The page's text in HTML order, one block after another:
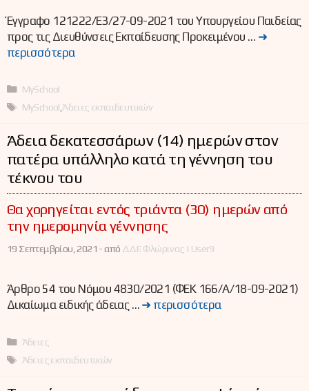
Έγγραφο 121222/Ε3/27-09-2021 του Υπουργείου Παιδείας
προς τις Διευθύνσεις Εκπαίδευσης Προκειμένου … ➜
περισσότερα
Κατηγορίες
MySchool
Ετικέτες
MySchool Άδειες εκπαιδευτικών
Άδεια δεκατεσσάρων (14) ημερών στον
πατέρα υπάλληλο κατά τη γέννηση του
τέκνου του
Θα χορηγείται εντός τριάντα (30) ημερών από
την ημερομηνία γέννησης
19 Σεπτεμβρίου, 2021 -από ΔΔΕ Φλώρινας | User9
Άρθρο 54 του Νόμου 4830/2021 (ΦΕΚ 166/Α/18-09-2021)
Δικαίωμα ειδικής άδειας … ➜ περισσότερα
Κατηγορίες
Άδειες
Ετικέτες
Άδειες εκπαιδευτικών